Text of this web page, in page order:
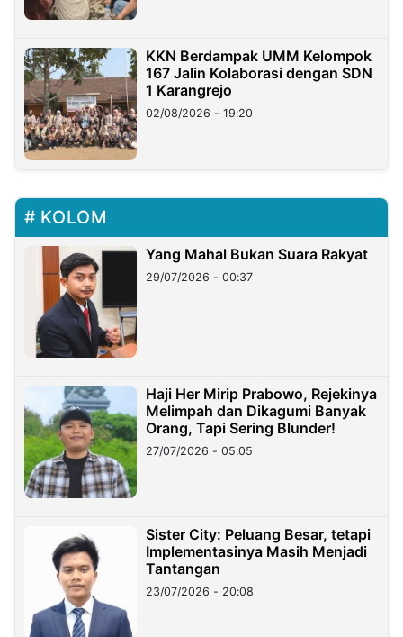
KKN Berdampak UMM Kelompok
167 Jalin Kolaborasi dengan SDN
1 Karangrejo
02/08/2026 - 19:20
KOLOM
Yang Mahal Bukan Suara Rakyat
29/07/2026 - 00:37
Haji Her Mirip Prabowo, Rejekinya
Melimpah dan Dikagumi Banyak
Orang, Tapi Sering Blunder!
27/07/2026 - 05:05
Sister City: Peluang Besar, tetapi
Implementasinya Masih Menjadi
Tantangan
23/07/2026 - 20:08